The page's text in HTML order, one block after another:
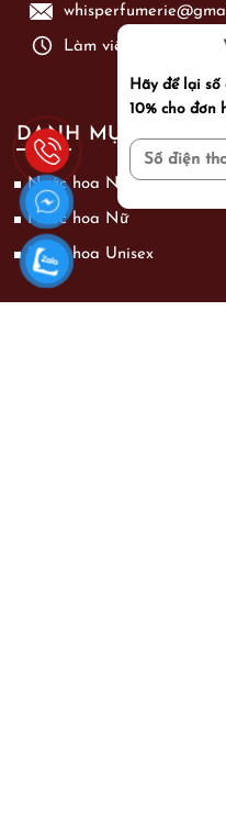
Làm việc từ: Thứ 2 -
DANH MỤC SẢN
Nước hoa Nam
Nước hoa Nữ
Nước hoa Unisex
Hãy để lại
10% cho đơn